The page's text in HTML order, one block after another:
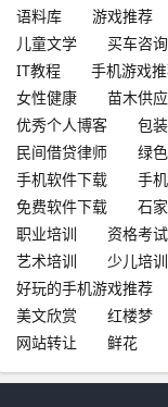
语料库
游戏推荐
儿童文学
买车咨询
IT教程
手机游戏
女性健康
苗木供应
优秀个人博客
包
民间借贷律师
绿
手机软件下载
手
免费软件下载
石
职业培训
资格考试
艺术培训
少儿培训
好玩的手机游戏推荐
美文欣赏
红楼梦
网站转让
鲜花